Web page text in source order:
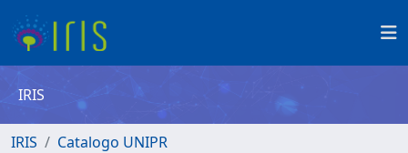
IRIS
IRIS
Catalogo UNIPR